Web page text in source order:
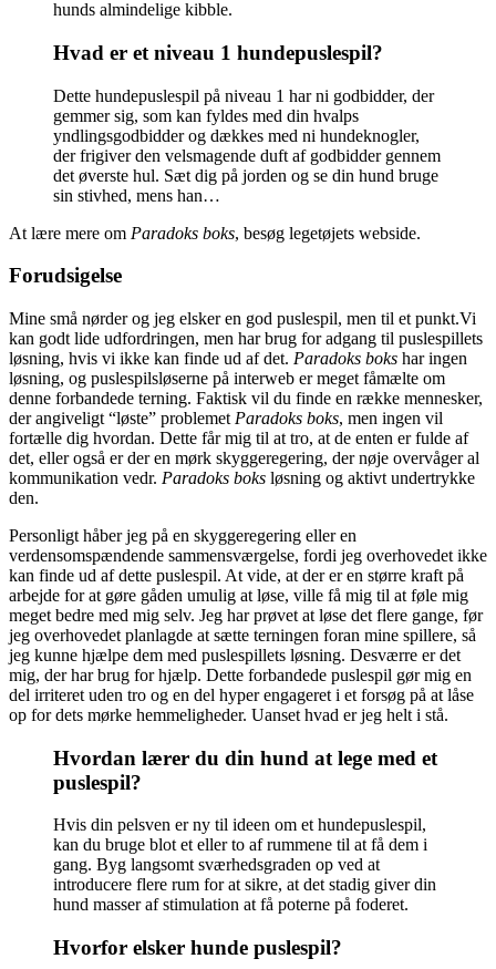
hunds almindelige kibble.
Hvad er et niveau 1 hundepuslespil?
Dette hundepuslespil på niveau 1 har ni godbidder, der
gemmer sig, som kan fyldes med din hvalps
yndlingsgodbidder og dækkes med ni hundeknogler,
der frigiver den velsmagende duft af godbidder gennem
det øverste hul. Sæt dig på jorden og se din hund bruge
sin stivhed, mens han…
At lære mere om Paradoks boks, besøg legetøjets webside.
Forudsigelse
Mine små nørder og jeg elsker en god puslespil, men til et punkt.Vi
kan godt lide udfordringen, men har brug for adgang til puslespillets
løsning, hvis vi ikke kan finde ud af det. Paradoks boks har ingen
løsning, og puslespilsløserne på interweb er meget fåmælte om
denne forbandede terning. Faktisk vil du finde en række mennesker,
der angiveligt “løste” problemet Paradoks boks, men ingen vil
fortælle dig hvordan. Dette får mig til at tro, at de enten er fulde af
det, eller også er der en mørk skyggeregering, der nøje overvåger al
kommunikation vedr. Paradoks boks løsning og aktivt undertrykke
den.
Personligt håber jeg på en skyggeregering eller en
verdensomspændende sammensværgelse, fordi jeg overhovedet ikke
kan finde ud af dette puslespil. At vide, at der er en større kraft på
arbejde for at gøre gåden umulig at løse, ville få mig til at føle mig
meget bedre med mig selv. Jeg har prøvet at løse det flere gange, før
jeg overhovedet planlagde at sætte terningen foran mine spillere, så
jeg kunne hjælpe dem med puslespillets løsning. Desværre er det
mig, der har brug for hjælp. Dette forbandede puslespil gør mig en
del irriteret uden tro og en del hyper engageret i et forsøg på at låse
op for dets mørke hemmeligheder. Uanset hvad er jeg helt i stå.
Hvordan lærer du din hund at lege med et
puslespil?
Hvis din pelsven er ny til ideen om et hundepuslespil,
kan du bruge blot et eller to af rummene til at få dem i
gang. Byg langsomt sværhedsgraden op ved at
introducere flere rum for at sikre, at det stadig giver din
hund masser af stimulation at få poterne på foderet.
Hvorfor elsker hunde puslespil?